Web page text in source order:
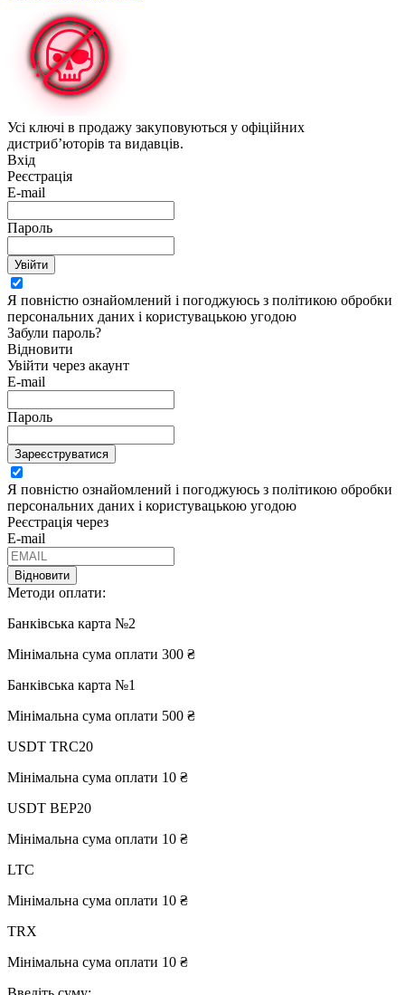
Усі ключі в продажу закуповуються у офіційних
дистриб’юторів та видавців.
Вхід
Реєстрація
E-mail
Пароль
Увійти
Я повністю ознайомлений і погоджуюсь з політикою обробки
персональних даних і користувацькою угодою
Забули пароль?
Відновити
Увійти через акаунт
E-mail
Пароль
Зареєструватися
Я повністю ознайомлений і погоджуюсь з політикою обробки
персональних даних і користувацькою угодою
Реєстрація через
E-mail
Відновити
Методи оплати:
Банківська карта №2
Мінімальна сума оплати 300 ₴
Банківська карта №1
Мінімальна сума оплати 500 ₴
USDT TRC20
Мінімальна сума оплати 10 ₴
USDT BEP20
Мінімальна сума оплати 10 ₴
LTC
Мінімальна сума оплати 10 ₴
TRX
Мінімальна сума оплати 10 ₴